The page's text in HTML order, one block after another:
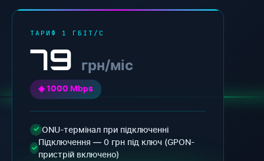
ТАРИФ 1 ГБІТ/С
79 грн/міс
◈ 1000 Mbps
✓ ONU-термінал при підключенні
✓
Підключення — 0 грн під ключ (GPON-
пристрій включено)